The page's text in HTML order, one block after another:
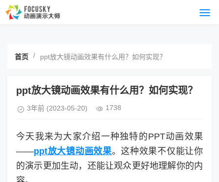
首页 / ppt放大镜动画效果有什么用？如何实现？
ppt放大镜动画效果有什么用？如何实现？
3年前 (2023-05-20) 1738
今天我来为大家介绍一种独特的PPT动画效果
——ppt放大镜动画效果。这种效果不仅能让你
的演示更加生动，还能让观众更好地理解你的内